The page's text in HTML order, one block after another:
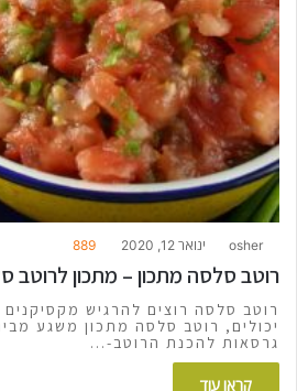
osher ינואר 12, 2020 889
רוטב סלסה מתכון – מתכון לרוטב
רוטב סלסה רוצים להרגיש
יכולים, רוטב סלסה מתכון משגע
גרסאות להכנת הרוטב-…
קראו עוד